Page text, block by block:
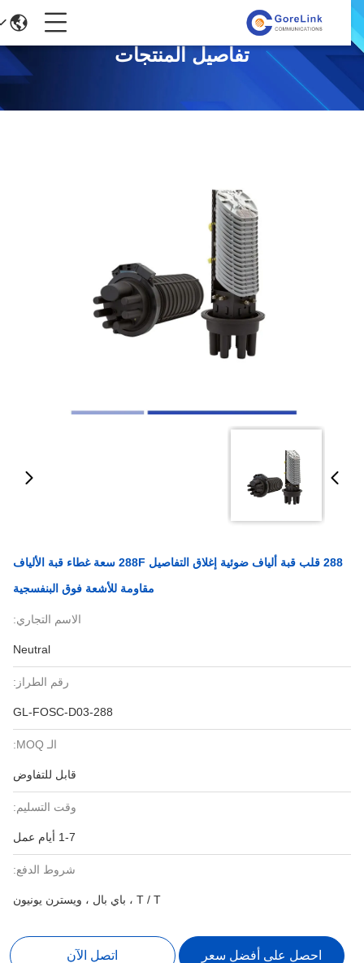
تفاصيل المنتجات
288 قلب قبة ألياف ضوئية إغلاق التفاصيل 288F سعة غطاء قبة الألياف
مقاومة للأشعة فوق البنفسجية
الاسم التجاري:
Neutral
رقم الطراز:
GL-FOSC-D03-288
الـ MOQ:
قابل للتفاوض
وقت التسليم:
1-7 أيام عمل
شروط الدفع:
T / T ، باي بال ، ويسترن يونيون
احصل على أفضل سعر اتصل الآن